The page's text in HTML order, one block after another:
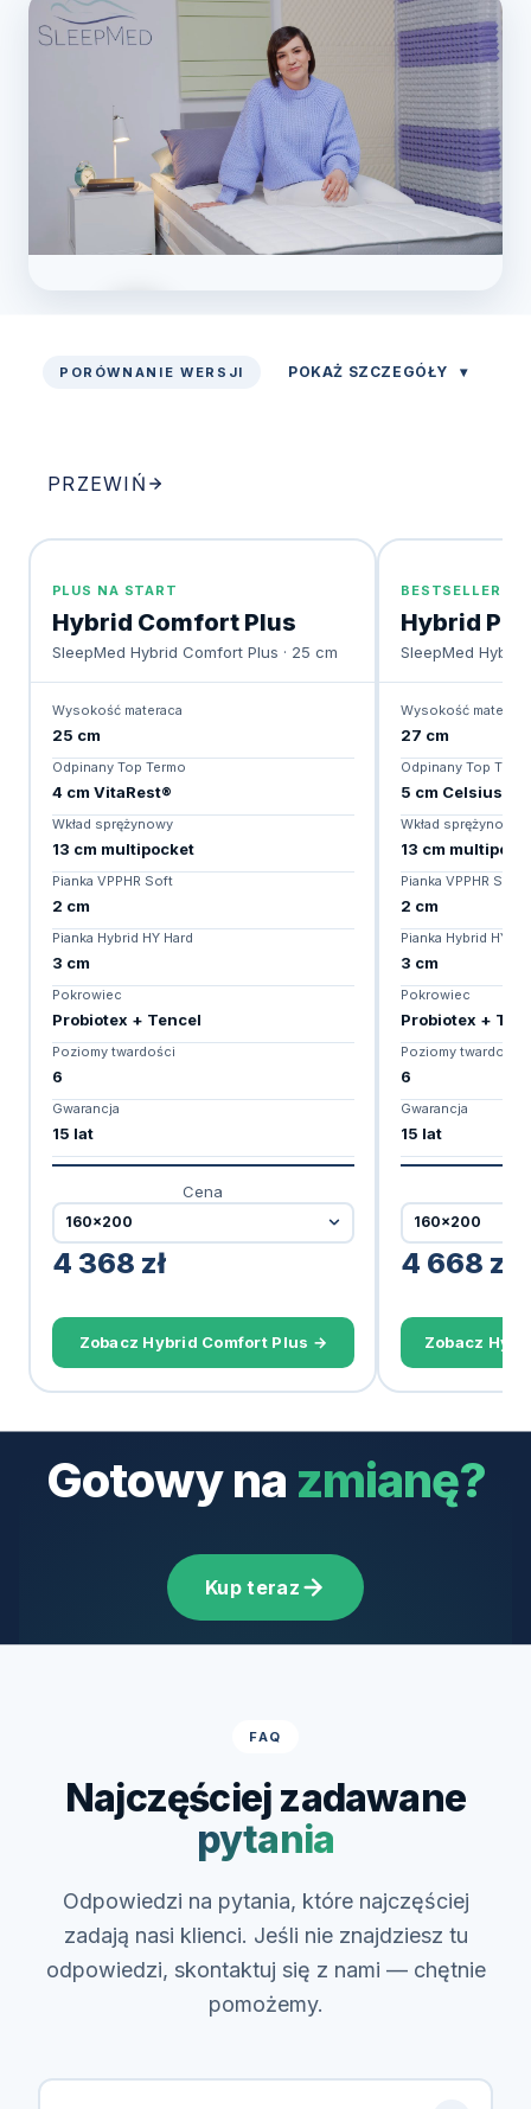
PORÓWNANIE WERSJI POKAŻ SZCZEGÓŁY ▾
PRZEWIŃ
PLUS NA START
Hybrid Comfort Plus
SleepMed Hybrid Comfort Plus · 25 cm
Wysokość materaca
25 cm
Odpinany Top Termo
4 cm VitaRest®
Wkład sprężynowy
13 cm multipocket
Pianka VPPHR Soft
2 cm
Pianka Hybrid HY Hard
3 cm
Pokrowiec
Probiotex + Tencel
Poziomy twardości
6
Gwarancja
15 lat
Cena
4 368 zł
Zobacz Hybrid Comfort Plus →
BESTSELLER
Hybrid
SleepMed Hybrid
Wysokość materaca
27 cm
Odpinany Top
5 cm Celsius®
Wkład sprężynowy
13 cm
Pianka VPPHR Soft
2 cm
Pianka Hybrid HY
3 cm
Pokrowiec
Probiotex +
Poziomy twardości
6
Gwarancja
15 lat
4 668 zł
Zobacz
Gotowy na zmianę?
Kup teraz
FAQ
Najczęściej zadawane
pytania
Odpowiedzi na pytania, które najczęściej
zadają nasi klienci. Jeśli nie znajdziesz tu
odpowiedzi, skontaktuj się z nami — chętnie
pomożemy.